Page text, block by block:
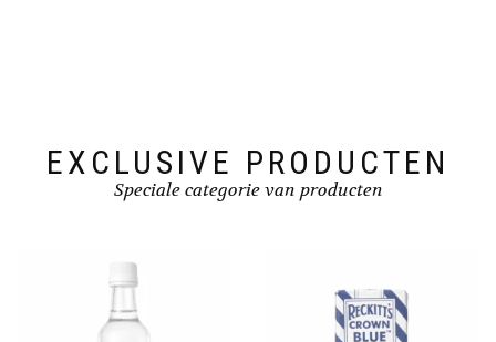
EXCLUSIVE PRODUCTEN
Speciale categorie van producten